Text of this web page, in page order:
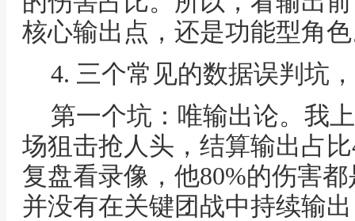
核心输出点，还是功能型角
4. 三个常见的数据误判坑
第一个坑：唯输出论。我
场狙击抢人头，结算输出占
复盘看录像，他80%的伤害
并没有在关键团战中持续输